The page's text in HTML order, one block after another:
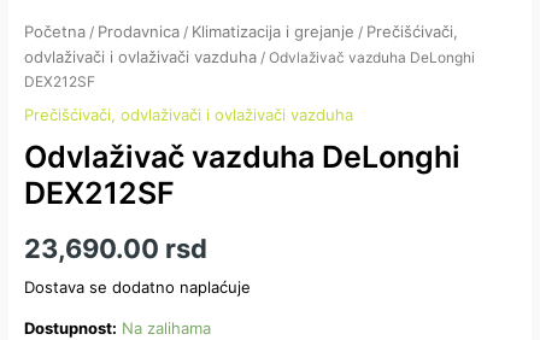
Početna / Prodavnica / Klimatizacija i grejanje / Prečišćivači,
odvlaživači i ovlaživači vazduha / Odvlaživač vazduha DeLonghi
DEX212SF
Prečišćivači, odvlaživači i ovlaživači vazduha
Odvlaživač vazduha DeLonghi
DEX212SF
23,690.00 rsd
Dostava se dodatno naplaćuje
Dostupnost: Na zalihama